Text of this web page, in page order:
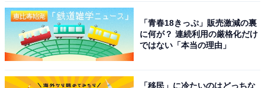
「青春18きっぷ」販売激減の裏
に何が？ 連続利用の厳格化だけ
ではない「本当の理由」
「移民」に冷たいのはどっちな